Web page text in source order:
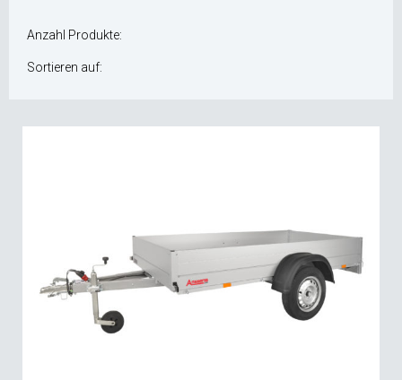
Anzahl Produkte:
Sortieren auf: